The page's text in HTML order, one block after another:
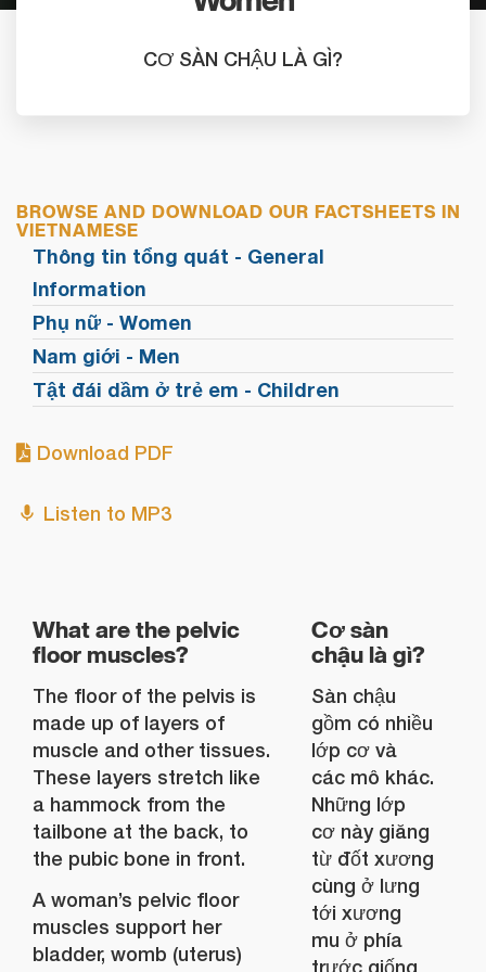
CƠ SÀN CHẬU LÀ GÌ?
BROWSE AND DOWNLOAD OUR FACTSHEETS IN
VIETNAMESE
Thông tin tổng quát - General
Information
Phụ nữ - Women
Nam giới - Men
Tật đái dầm ở trẻ em - Children
Download PDF
Listen to MP3
What are the pelvic
floor muscles?
The floor of the pelvis is
made up of layers of
muscle and other tissues.
These layers stretch like
a hammock from the
tailbone at the back, to
the pubic bone in front.
A woman’s pelvic floor
muscles support her
bladder, womb (uterus)
Cơ sàn
chậu là gì?
Sàn chậu
gồm có nhiều
lớp cơ và
các mô khác.
Những lớp
cơ này giăng
từ đốt xương
cùng ở lưng
tới xương
mu ở phía
trước giống